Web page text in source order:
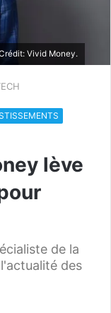
Vivid Money.
lève
de la
des